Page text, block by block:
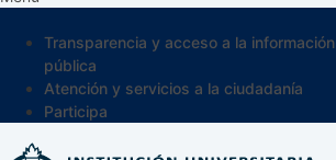
Transparencia y acceso a la información
pública
Atención y servicios a la ciudadanía
Participa